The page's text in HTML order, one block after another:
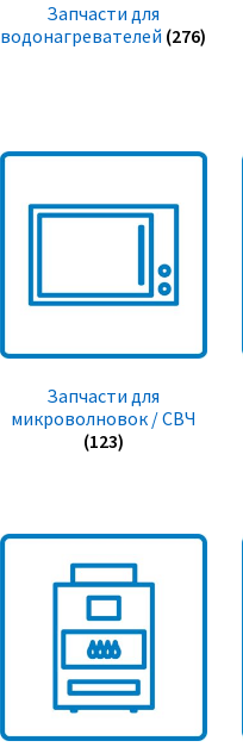
Запчасти для
водонагревателей (276)
Запчасти для
микроволновок / СВЧ
(123)